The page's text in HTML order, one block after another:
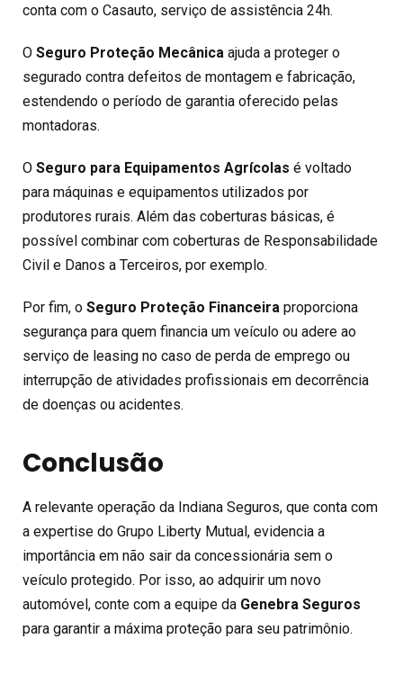
conta com o Casauto, serviço de assistência 24h.
O Seguro Proteção Mecânica ajuda a proteger o
segurado contra defeitos de montagem e fabricação,
estendendo o período de garantia oferecido pelas
montadoras.
O Seguro para Equipamentos Agrícolas é voltado
para máquinas e equipamentos utilizados por
produtores rurais. Além das coberturas básicas, é
possível combinar com coberturas de Responsabilidade
Civil e Danos a Terceiros, por exemplo.
Por fim, o Seguro Proteção Financeira proporciona
segurança para quem financia um veículo ou adere ao
serviço de leasing no caso de perda de emprego ou
interrupção de atividades profissionais em decorrência
de doenças ou acidentes.
Conclusão
A relevante operação da Indiana Seguros, que conta com
a expertise do Grupo Liberty Mutual, evidencia a
importância em não sair da concessionária sem o
veículo protegido. Por isso, ao adquirir um novo
automóvel, conte com a equipe da Genebra Seguros
para garantir a máxima proteção para seu patrimônio.